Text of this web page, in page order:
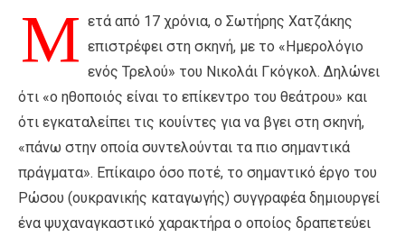
Μ ετά από 17 χρόνια, ο Σωτήρης Χατζάκης
επιστρέφει στη σκηνή, με το «Ημερολόγιο
ενός Τρελού» του Νικολάι Γκόγκολ. Δηλώνει
ότι «ο ηθοποιός είναι το επίκεντρο του θεάτρου» και
ότι εγκαταλείπει τις κουίντες για να βγει στη σκηνή,
«πάνω στην οποία συντελούνται τα πιο σημαντικά
πράγματα». Επίκαιρο όσο ποτέ, το σημαντικό έργο του
Ρώσου (ουκρανικής καταγωγής) συγγραφέα δημιουργεί
ένα ψυχαναγκαστικό χαρακτήρα ο οποίος δραπετεύει